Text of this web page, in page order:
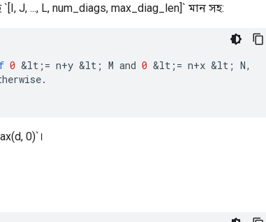
J, ..., L, num_diags, max_diag_len]` মান সহ:
0 &lt ; = n+y &lt ; M and 0 &lt ; = n+x &lt ; N,
.
0)`।